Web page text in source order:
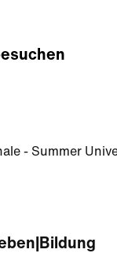
- Summer
Bildung